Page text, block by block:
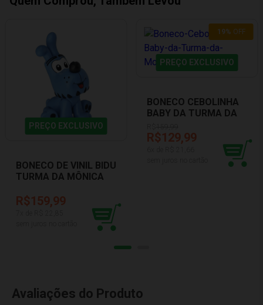
PREÇO EXCLUSIVO
BONECO DE VINIL BIDU
TURMA DA MÔNICA
R$159,99
19% OFF
PREÇO EXCLUSIVO
BONECO CEBOLINHA
BABY DA TURMA DA
BBRA 1045
R$129,99
Avaliações do Produto